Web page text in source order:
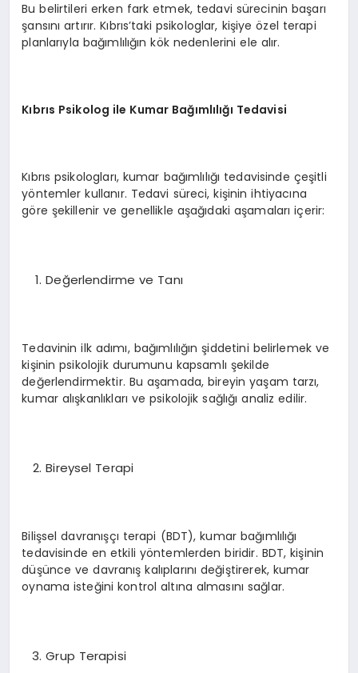
Bu belirtileri erken fark etmek, tedavi sürecinin başarı
şansını artırır. Kıbrıs’taki psikologlar, kişiye özel terapi
planlarıyla bağımlılığın kök nedenlerini ele alır.
Kıbrıs Psikolog ile Kumar Bağımlılığı Tedavisi
Kıbrıs psikologları, kumar bağımlılığı tedavisinde çeşitli
yöntemler kullanır. Tedavi süreci, kişinin ihtiyacına
göre şekillenir ve genellikle aşağıdaki aşamaları içerir:
Değerlendirme ve Tanı
Tedavinin ilk adımı, bağımlılığın şiddetini belirlemek ve
kişinin psikolojik durumunu kapsamlı şekilde
değerlendirmektir. Bu aşamada, bireyin yaşam tarzı,
kumar alışkanlıkları ve psikolojik sağlığı analiz edilir.
Bireysel Terapi
Bilişsel davranışçı terapi (BDT), kumar bağımlılığı
tedavisinde en etkili yöntemlerden biridir. BDT, kişinin
düşünce ve davranış kalıplarını değiştirerek, kumar
oynama isteğini kontrol altına almasını sağlar.
Grup Terapisi